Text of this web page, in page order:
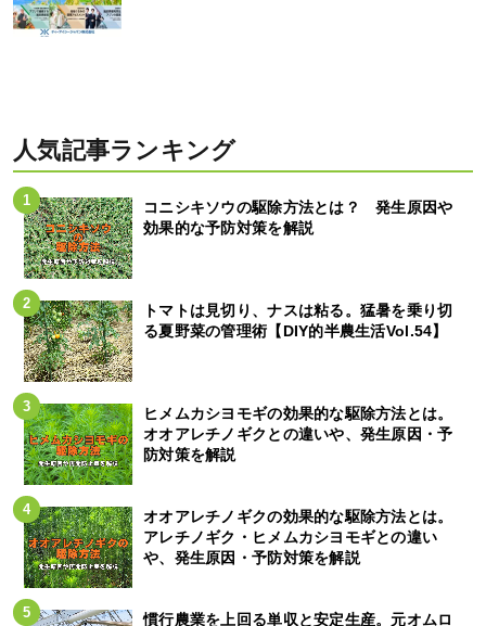
人気記事ランキング
コニシキソウの駆除方法とは？ 発生原因や
効果的な予防対策を解説
トマトは見切り、ナスは粘る。猛暑を乗り切
る夏野菜の管理術【DIY的半農生活Vol.54】
ヒメムカシヨモギの効果的な駆除方法とは。
オオアレチノギクとの違いや、発生原因・予
防対策を解説
オオアレチノギクの効果的な駆除方法とは。
アレチノギク・ヒメムカシヨモギとの違い
や、発生原因・予防対策を解説
慣行農業を上回る単収と安定生産。元オムロ